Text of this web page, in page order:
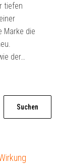
tiefen
Marke die
der…
Suchen